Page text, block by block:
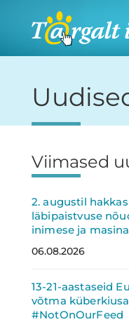
Targalt
Viimased
2. augustil
läbipaistvuse
inimese ja
06.08.2026
13-21-aastaseid
võtma
#NotOnOurFeed